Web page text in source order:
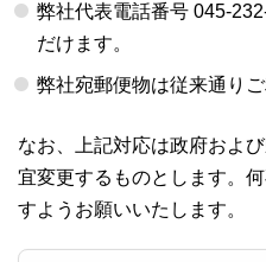
弊社代表電話番号 045-
だけます。
弊社宛郵便物は従来通り
なお、上記対応は政府およ
宜変更するものとします。
すようお願いいたします。